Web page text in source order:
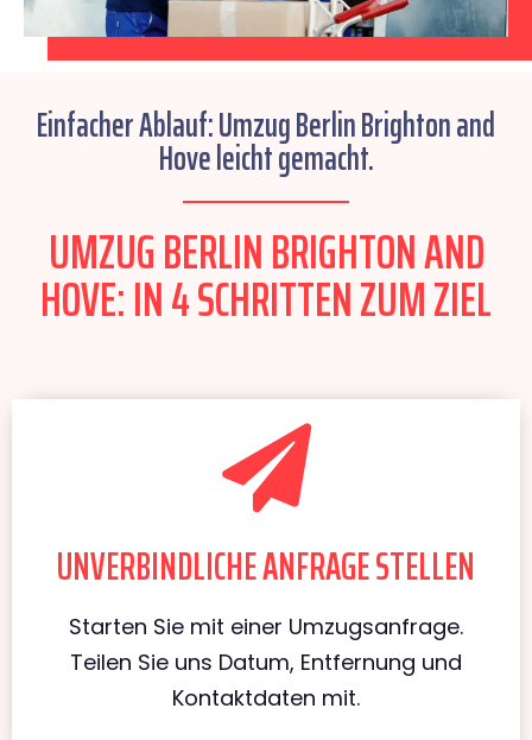
Einfacher Ablauf: Umzug Berlin Brighton and
Hove leicht gemacht.
UMZUG BERLIN BRIGHTON AND
HOVE: IN 4 SCHRITTEN ZUM ZIEL
UNVERBINDLICHE ANFRAGE STELLEN
Starten Sie mit einer Umzugsanfrage.
Teilen Sie uns Datum, Entfernung und
Kontaktdaten mit.